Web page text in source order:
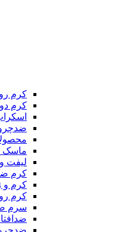
کرم
کرم
لیفت
کرم
کرم و
کرم
سرم